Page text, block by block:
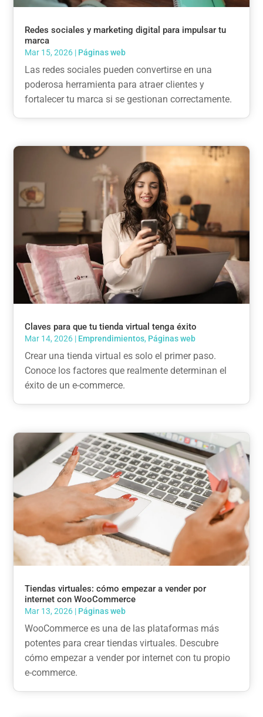
Redes sociales y marketing digital para impulsar tu
marca
Mar 15, 2026 | Páginas web
Las redes sociales pueden convertirse en una
poderosa herramienta para atraer clientes y
fortalecer tu marca si se gestionan correctamente.
Claves para que tu tienda virtual tenga éxito
Mar 14, 2026 | Emprendimientos, Páginas web
Crear una tienda virtual es solo el primer paso.
Conoce los factores que realmente determinan el
éxito de un e-commerce.
Tiendas virtuales: cómo empezar a vender por
internet con WooCommerce
Mar 13, 2026 | Páginas web
WooCommerce es una de las plataformas más
potentes para crear tiendas virtuales. Descubre
cómo empezar a vender por internet con tu propio
e-commerce.